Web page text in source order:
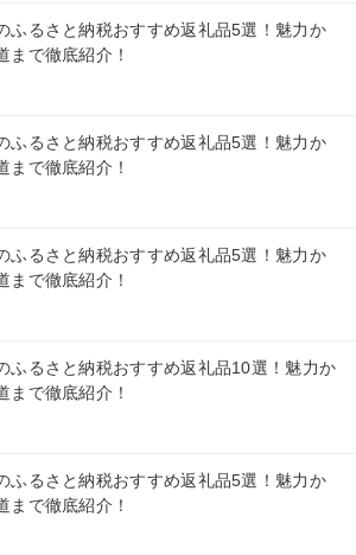
ふるさと納税おすすめ返礼品5選！魅力か
まで徹底紹介！
ふるさと納税おすすめ返礼品5選！魅力か
まで徹底紹介！
ふるさと納税おすすめ返礼品5選！魅力か
まで徹底紹介！
ふるさと納税おすすめ返礼品10選！魅力か
まで徹底紹介！
ふるさと納税おすすめ返礼品5選！魅力か
まで徹底紹介！